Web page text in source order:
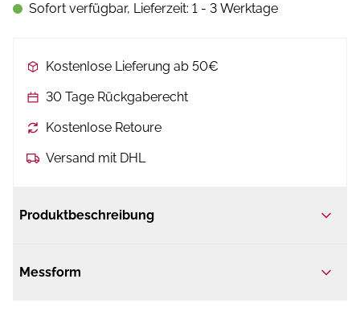
Sofort verfügbar, Lieferzeit: 1 - 3 Werktage
Kostenlose Lieferung ab 50€
30 Tage Rückgaberecht
Kostenlose Retoure
Versand mit DHL
Produktbeschreibung
Messform